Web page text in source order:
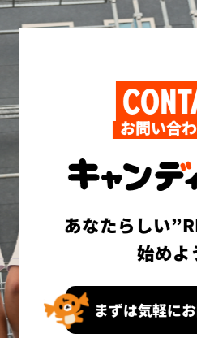
お問い合
あなたらしい
始めよ
まずは気軽に